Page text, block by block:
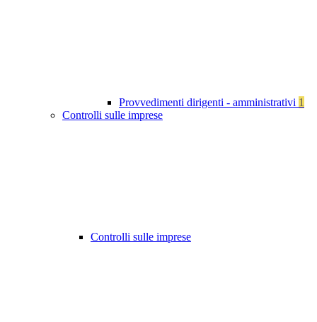
Provvedimenti dirigenti - amministrativi 1
Controlli sulle imprese
Controlli sulle imprese